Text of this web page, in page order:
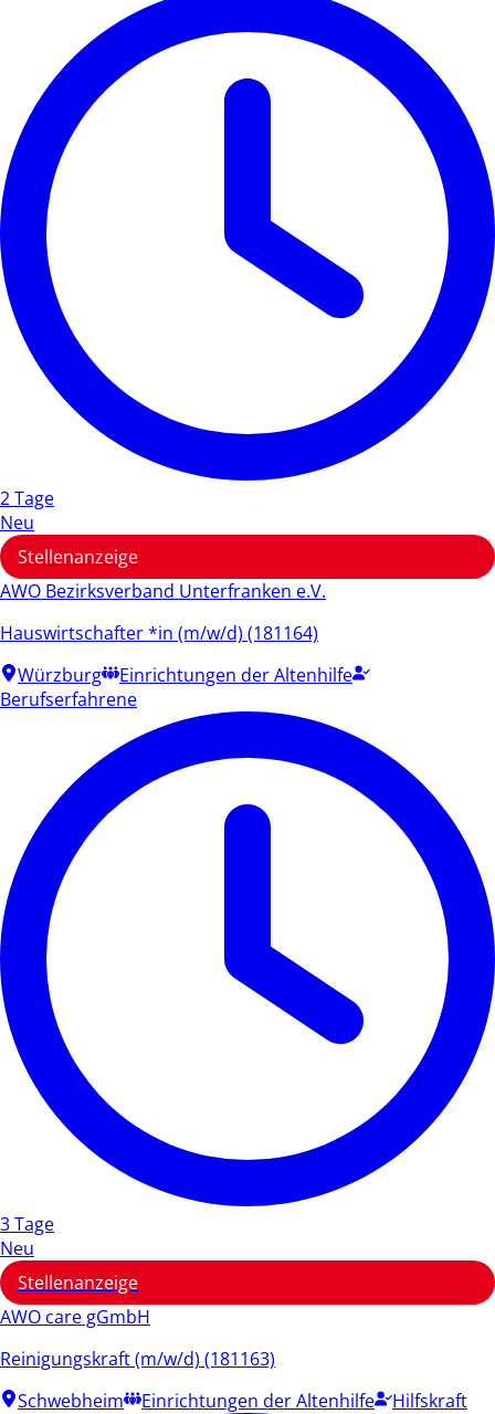
2 Tage
Neu
Stellenanzeige
AWO Bezirksverband Unterfranken e.V.
Hauswirtschafter *in (m/w/d) (181164)
Würzburg
Einrichtungen der Altenhilfe
Berufserfahrene
3 Tage
Neu
Stellenanzeige
AWO care gGmbH
Reinigungskraft (m/w/d) (181163)
Schwebheim
Einrichtungen der Altenhilfe Hilfskraft